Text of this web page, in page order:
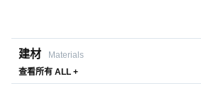
建材
Materials
查看所有 ALL +